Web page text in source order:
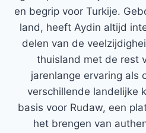
en begrip voor Turkije.
land, heeft Aydin altijd
delen van de
thuisland met de rest
jarenlange ervaring als
verschillende landelijke
basis voor Rudaw, een
het brengen van